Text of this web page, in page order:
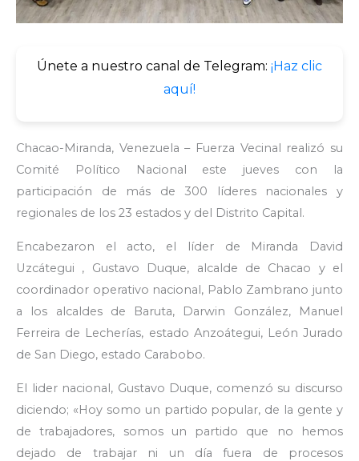
Únete a nuestro canal de Telegram: ¡Haz clic
aquí!
Chacao-Miranda, Venezuela – Fuerza Vecinal realizó su
Comité Político Nacional este jueves con la
participación de más de 300 líderes nacionales y
regionales de los 23 estados y del Distrito Capital.
Encabezaron el acto, el líder de Miranda David
Uzcátegui , Gustavo Duque, alcalde de Chacao y el
coordinador operativo nacional, Pablo Zambrano junto
a los alcaldes de Baruta, Darwin González, Manuel
Ferreira de Lecherías, estado Anzoátegui, León Jurado
de San Diego, estado Carabobo.
El lider nacional, Gustavo Duque, comenzó su discurso
diciendo; «Hoy somo un partido popular, de la gente y
de trabajadores, somos un partido que no hemos
dejado de trabajar ni un día fuera de procesos